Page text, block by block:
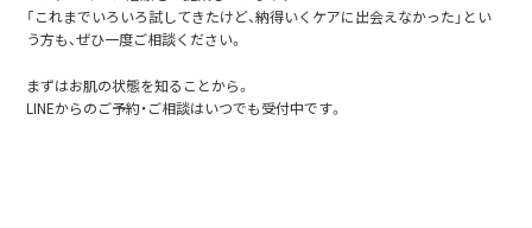
「これまでいろいろ試してきたけど、納得いくケアに出会えなかった」とい
う方も、ぜひ一度ご相談ください。
まずはお肌の状態を知ることから。
LINEからのご予約・ご相談はいつでも受付中です。